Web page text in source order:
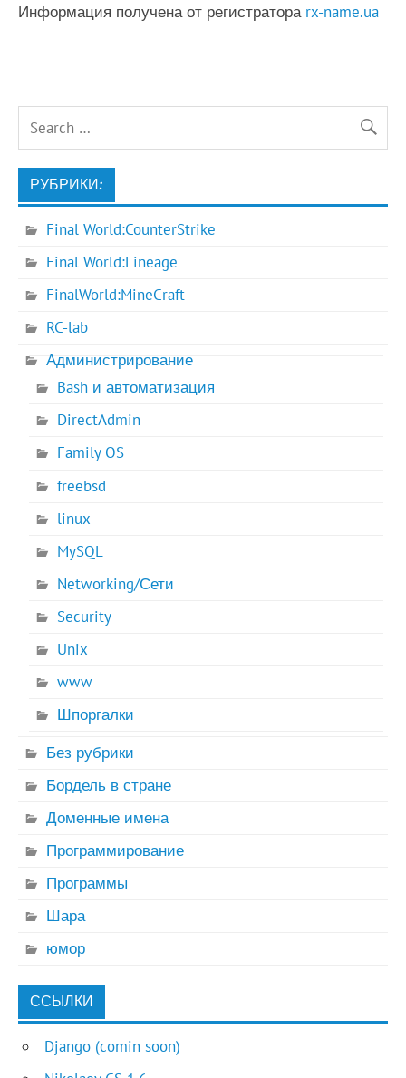
Информация получена от регистратора rx-name.ua
РУБРИКИ:
Final World:CounterStrike
Final World:Lineage
FinalWorld:MineCraft
RC-lab
Администрирование
Bash и автоматизация
DirectAdmin
Family OS
freebsd
linux
MySQL
Networking/Сети
Security
Unix
www
Шпоргалки
Без рубрики
Бордель в стране
Доменные имена
Программирование
Программы
Шара
юмор
ССЫЛКИ
Django (comin soon)